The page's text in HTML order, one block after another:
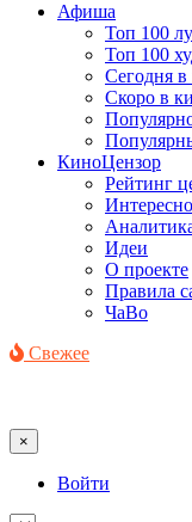
Афиша
Топ 100
Топ 100
Сегодня
Скоро в
КиноЦензор
Рейтинг
Идеи
О проекте
Правила
ЧаВо
Свежее
×
Войти